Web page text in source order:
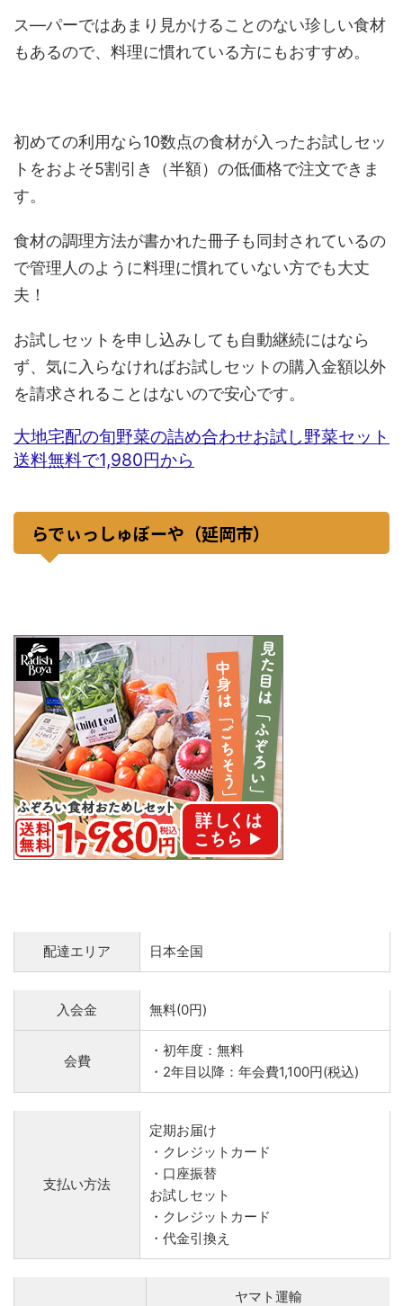
ス―パーではあまり見かけることのない珍しい食材
もあるので、料理に慣れている方にもおすすめ。
初めての利用なら10数点の食材が入ったお試しセッ
トをおよそ5割引き（半額）の低価格で注文できま
す。
食材の調理方法が書かれた冊子も同封されているの
で管理人のように料理に慣れていない方でも大丈
夫！
お試しセットを申し込みしても自動継続にはなら
ず、気に入らなければお試しセットの購入金額以外
を請求されることはないので安心です。
大地宅配の旬野菜の詰め合わせお試し野菜セット
送料無料で1,980円から
らでぃっしゅぼーや（延岡市）
配達エリア 日本全国
入会金 無料(0円)
会費
・初年度：無料
・2年目以降：年会費1,100円(税込)
支払い方法
定期お届け
・クレジットカード
・口座振替
お試しセット
・クレジットカード
・代金引換え
ヤマト運輸